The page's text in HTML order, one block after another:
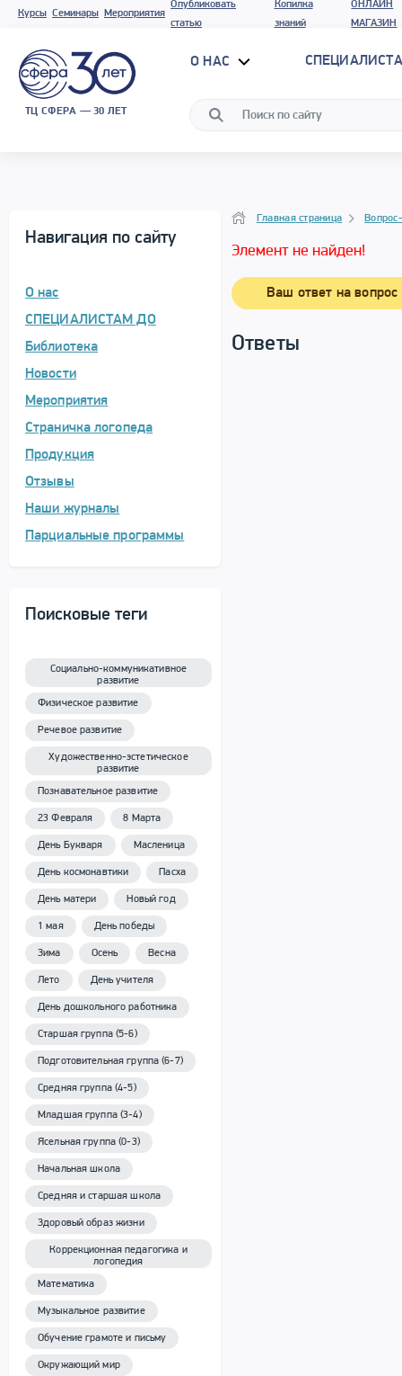
Курсы Семинары Мероприятия
Опубликовать
статью
Копилка
знаний
ОНЛАЙН
МАГАЗИН
ТЦ СФЕРА — 30 ЛЕТ
О НАС
Навигация по сайту
О нас
СПЕЦИАЛИСТАМ ДО
Библиотека
Новости
Мероприятия
Страничка логопеда
Продукция
Отзывы
Наши журналы
Парциальные программы
Поисковые теги
Социально-коммуникативное
развитие
Физическое развитие
Речевое развитие
Художественно-эстетическое
развитие
Познавательное развитие
23 Февраля 8 Марта
День Букваря Масленица
День космонавтики Пасха
День матери Новый год
1 мая День победы
Зима Осень Весна
Лето День учителя
День дошкольного работника
Старшая группа (5-6)
Подготовительная группа (6-7)
Средняя группа (4-5)
Младшая группа (3-4)
Ясельная группа (0-3)
Начальная школа
Средняя и старшая школа
Здоровый образ жизни
Коррекционная педагогика и
логопедия
Математика
Музыкальное развитие
Обучение грамоте и письму
Окружающий мир
Вопрос–ответ
НавигацияГлавная страница
Элемент не найден!
Ваш ответ на вопрос
Ответы